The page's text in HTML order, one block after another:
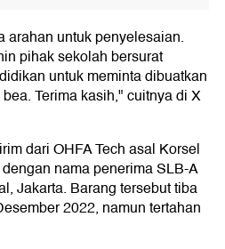
untuk penyelesaian.
pihak sekolah bersurat
untuk meminta dibuatkan
Terima kasih," cuitnya di X
dari OHFA Tech asal Korsel
nama penerima SLB-A
Jakarta. Barang tersebut tiba
2022, namun tertahan